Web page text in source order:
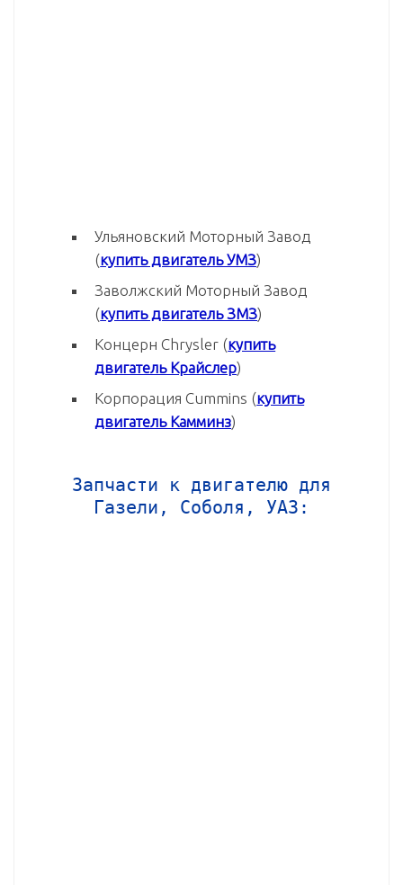
Ульяновский Моторный Завод
(купить двигатель УМЗ)
Заволжский Моторный Завод
(купить двигатель ЗМЗ)
Концерн Chrysler (купить
двигатель Крайслер)
Корпорация Cummins (купить
двигатель Камминз)
Запчасти к двигателю для
Газели, Соболя, УАЗ: